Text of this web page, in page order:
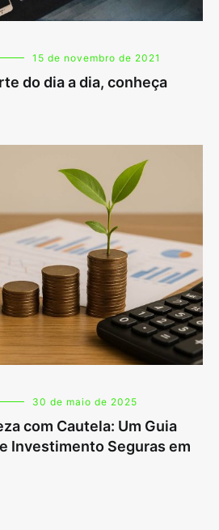
15 de novembro de 2021
do dia a dia, conheça
30 de maio de 2025
com Cautela: Um Guia
Investimento Seguras em